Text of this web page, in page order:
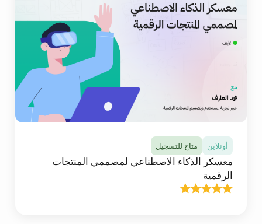
المحتوى التعليمي التفاعلي المباشر عالي الجودة عبر
الانترنت، وستتعلم وتطبق أساسيات التصميم البصري
وقواعد قابلية الاستخدام وإمكانية الوصول، وتُتقن
استخدام فيجما (Figma) لتصميم واجهات الجوال
والويب باحترافية.
تفاصيل المعسكر
أونلاين متاح للتسجيل
معسكر الذكاء الاصطناعي لمصممي المنتجات
الرقمية